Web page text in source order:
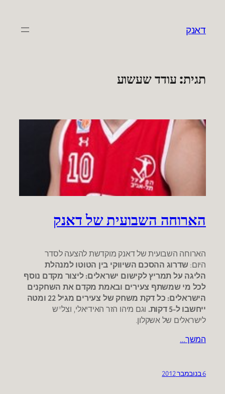
דאנק
תגית:עודד שעשוע
הארוחה השבועית של דאנק
הארוחה השבועית של דאנק מוקדשת להצעה לסדר
היום:שדרוג ההסכם השיווקי בין הטוטו למנהלת
הליגה על תמריץ לקישום ישראלים: ליצור מקדם נוסף
לכל מי שמשתף צעירים ובאמת מקדם את השחקנים
הישראלים: כל דקת משחק של צעירים מגיל 22 ומטה
ייחשבו ל-5 דקות.
וגם מיהו הזר האידיאלי, וצל"ש
לישראלים של אשקלון.
המשך…
6 בנובמבר 2012